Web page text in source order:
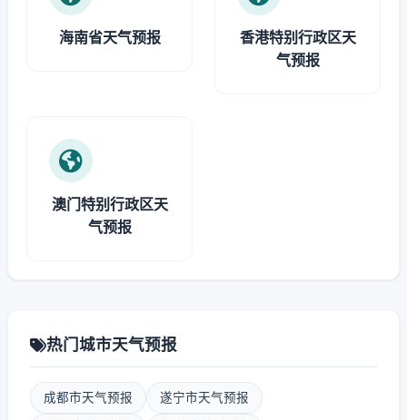
海南省天气预报
香港特别行政区天
气预报
澳门特别行政区天
气预报
热门城市天气预报
成都市天气预报 遂宁市天气预报